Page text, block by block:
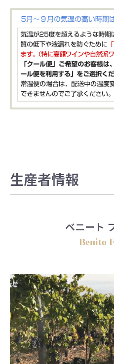
生産者情報
ベニート
Benito